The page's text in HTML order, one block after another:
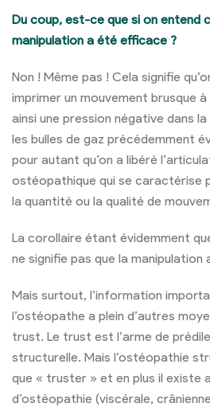
Du coup, est-ce que si on entend
manipulation a été efficace ?
Non ! Même pas ! Cela signifie
imprimer un mouvement brusque
ainsi une pression négative dans
les bulles de gaz précédemment
pour autant qu’on a libéré
ostéopathique qui se caractérise
la quantité ou la qualité de
La corollaire étant évidemment
ne signifie pas que la manipulation
Mais surtout, l’information
l’ostéopathe a plein d’autres
trust. Le trust est l’arme de
structurelle. Mais l’ostéopathie
que « truster » et en plus il existe
d’ostéopathie (viscérale,